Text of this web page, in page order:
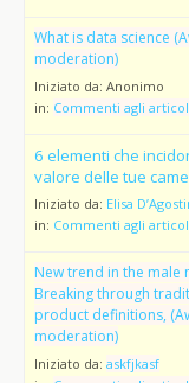
What is data science
moderation)
Iniziato da: Anonimo
in: Commenti agli
6 elementi che
valore delle tue
Iniziato da: Elisa
in: Commenti agli
New trend in the male
Breaking through
product definitions,
moderation)
Iniziato da: askfjkasf